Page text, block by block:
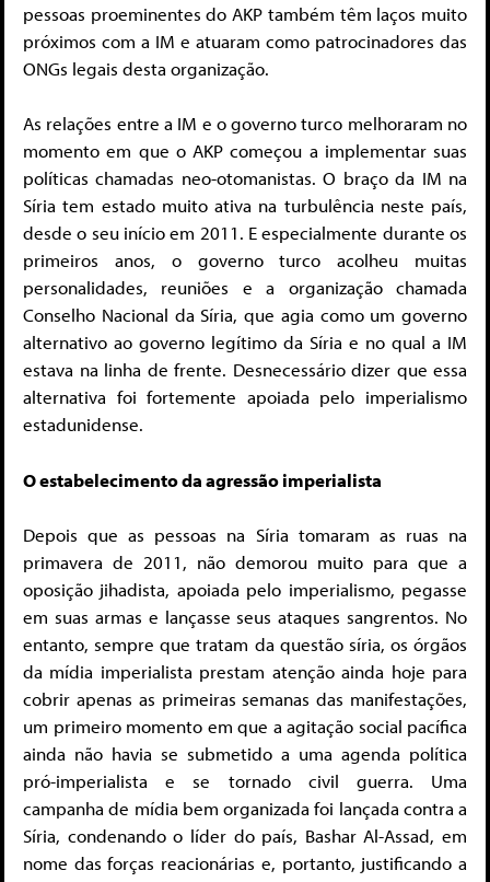
pessoas proeminentes do AKP também têm laços muito
próximos com a IM e atuaram como patrocinadores das
ONGs legais desta organização.
As relações entre a IM e o governo turco melhoraram no
momento em que o AKP começou a implementar suas
políticas chamadas neo-otomanistas. O braço da IM na
Síria tem estado muito ativa na turbulência neste país,
desde o seu início em 2011. E especialmente durante os
primeiros anos, o governo turco acolheu muitas
personalidades, reuniões e a organização chamada
Conselho Nacional da Síria, que agia como um governo
alternativo ao governo legítimo da Síria e no qual a IM
estava na linha de frente. Desnecessário dizer que essa
alternativa foi fortemente apoiada pelo imperialismo
estadunidense.
O estabelecimento da agressão imperialista
Depois que as pessoas na Síria tomaram as ruas na
primavera de 2011, não demorou muito para que a
oposição jihadista, apoiada pelo imperialismo, pegasse
em suas armas e lançasse seus ataques sangrentos. No
entanto, sempre que tratam da questão síria, os órgãos
da mídia imperialista prestam atenção ainda hoje para
cobrir apenas as primeiras semanas das manifestações,
um primeiro momento em que a agitação social pacífica
ainda não havia se submetido a uma agenda política
pró-imperialista e se tornado civil guerra. Uma
campanha de mídia bem organizada foi lançada contra a
Síria, condenando o líder do país, Bashar Al-Assad, em
nome das forças reacionárias e, portanto, justificando a